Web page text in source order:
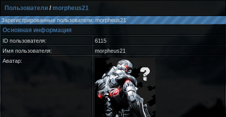
Пользователи / morpheus21
Зарегистрированные пользователи: morpheus21
Основная информация
ID пользователя:
6115
Имя пользователя:
morpheus21
Аватар: